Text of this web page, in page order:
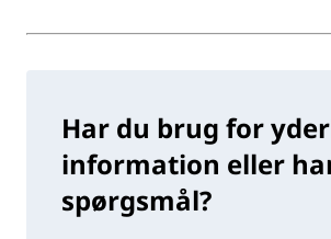
Har du brug for
information eller
spørgsmål?